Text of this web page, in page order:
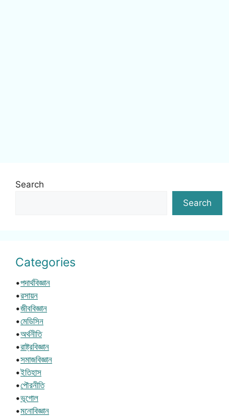
Search
Search
Categories
•পদার্থবিজ্ঞান
•রসায়ন
•জীববিজ্ঞান
•মেডিসিন
•অর্থনীতি
•রাষ্ট্রবিজ্ঞান
•সমাজবিজ্ঞান
•ইতিহাস
•পৌরনীতি
•ভূগোল
•মনোবিজ্ঞান